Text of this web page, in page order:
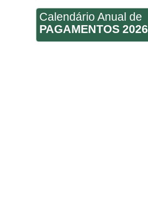
Calendário Anual de
PAGAMENTOS 2026